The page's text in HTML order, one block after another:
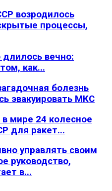
возродилось
процессы,
вечно:
как...
болезнь
эвакуировать МКС
мире 24 колесное
для ракет...
управлять своим
руководство,
в...